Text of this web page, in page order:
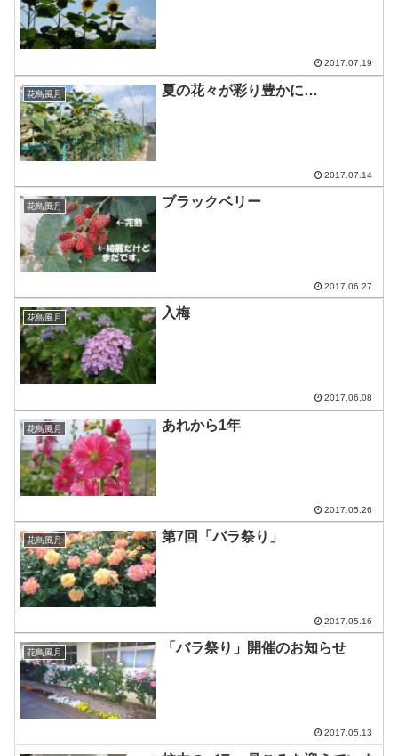
2017.07.19
花鳥風月 夏の花々が彩り豊かに…
2017.07.14
花鳥風月 ブラックベリー
2017.06.27
花鳥風月 入梅
2017.06.08
花鳥風月 あれから1年
2017.05.26
花鳥風月 第7回「バラ祭り」
2017.05.16
花鳥風月 「バラ祭り」開催のお知らせ
2017.05.13